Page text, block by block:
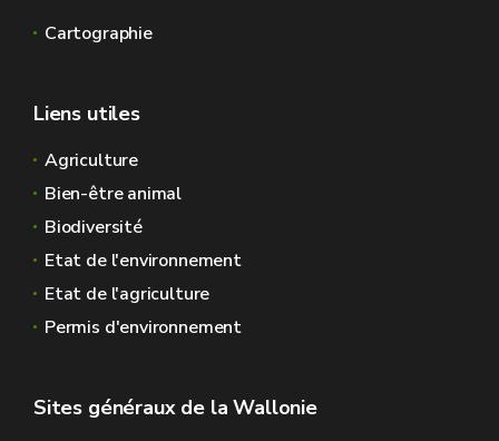
Cartographie
Liens utiles
Agriculture
Bien-être animal
Biodiversité
Etat de l'environnement
Etat de l'agriculture
Permis d'environnement
Sites généraux de la Wallonie